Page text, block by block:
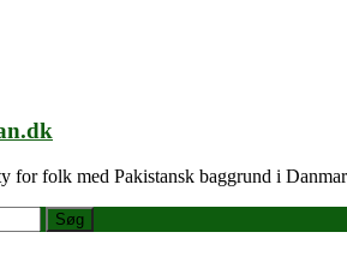
for folk med Pakistansk baggrund i